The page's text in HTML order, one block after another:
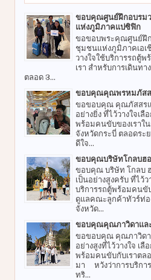
ขอบคุณศูนย์ฝึกอบรม
แห่งภูมิภาคแปซิฟิก
ขอขอบพระคุณศูนย์ฝึ
ชุมชนแห่งภูมิภาคเอเ
วางใจใช้บริการรถตู้
เรา สำหรับการเดินท
ตลอด 3...
ขอบคุณคุณพรหมภัส
ขอขอบคุณ คุณภัสสร
อย่างยิ่ง ที่ไว้วางใจเลื
พร้อมคนขับของเราใ
จังหวัดกระบี่ ตลอดระ
ดีใจ...
ขอบคุณบริษัทโกลบฮอ
ขอบคุณ บริษัท โกลบ
เป็นอย่างสูงครับ ที่ไว้ว
บริการรถตู้พร้อมคนขั
ดูแลคณะลูกค้าทัวร์ท่อ
จังหวัด...
ขอบคุณคุณภาวิดาแล
ขอขอบคุณ คุณภาวิดา
อย่างสูงที่ไว้วางใจ เลื
พร้อมคนขับกับเราตล
มา หวังว่าการบริการ
ทริ...